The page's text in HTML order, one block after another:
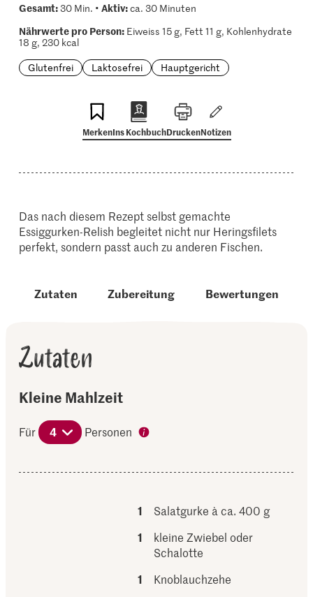
Gesamt:30 Min. • Aktiv:ca. 30 Minuten
Nährwerte pro Person:Eiweiss 15 g, Fett 11 g, Kohlenhydrate
18 g, 230 kcal
Glutenfrei
Laktosefrei Hauptgericht
MerkenIns KochbuchDruckenNotizen
Das nach diesem Rezept selbst gemachte
Essiggurken-Relish begleitet nicht nur Heringsfilets
perfekt, sondern passt auch zu anderen Fischen.
Zutaten Zubereitung Bewertungen
Zutaten
Kleine Mahlzeit
Für 4 Personen
1
Salatgurke à ca. 400 g
1
kleine Zwiebel oder
Schalotte
1
Knoblauchzehe